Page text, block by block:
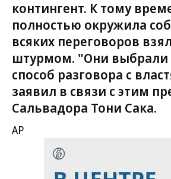
контингент. К тому
полностью окружила
всяких переговоров
штурмом. "Они выбрали
способ разговора с
заявил в связи с этим
Сальвадора Тони Сака.
AP